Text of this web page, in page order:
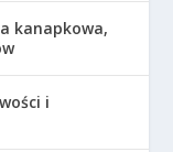
kanapkowa,
i